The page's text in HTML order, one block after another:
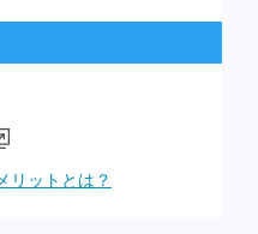
リットとは？